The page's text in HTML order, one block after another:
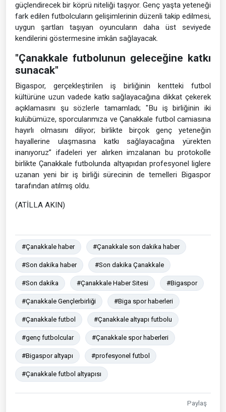
güçlendirecek bir köprü niteliği taşıyor. Genç yaşta yeteneği
fark edilen futbolcuların gelişimlerinin düzenli takip edilmesi,
uygun şartları taşıyan oyuncuların daha üst seviyede
kendilerini göstermesine imkân sağlayacak.
"Çanakkale futbolunun geleceğine katkı
sunacak"
Bigaspor, gerçekleştirilen iş birliğinin kentteki futbol
kültürüne uzun vadede katkı sağlayacağına dikkat çekerek
açıklamasını şu sözlerle tamamladı; "Bu iş birliğinin iki
kulübümüze, sporcularımıza ve Çanakkale futbol camiasına
hayırlı olmasını diliyor; birlikte birçok genç yeteneğin
hayallerine ulaşmasına katkı sağlayacağına yürekten
inanıyoruz” ifadeleri yer alırken imzalanan bu protokolle
birlikte Çanakkale futbolunda altyapıdan profesyonel liglere
uzanan yeni bir iş birliği sürecinin de temelleri Bigaspor
tarafından atılmış oldu.
(ATİLLA AKIN)
#Çanakkale haber #Çanakkale son dakika haber
#Son dakika haber #Son dakika Çanakkale
#Son dakika #Çanakkale Haber Sitesi #Bigaspor
#Çanakkale Gençlerbirliği #Biga spor haberleri
#Çanakkale futbol #Çanakkale altyapı futbolu
#genç futbolcular #Çanakkale spor haberleri
#Bigaspor altyapı #profesyonel futbol
#Çanakkale futbol altyapısı
Paylaş